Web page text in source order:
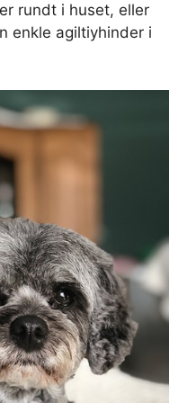
rundt i huset, eller
enkle agiltiyhinder i